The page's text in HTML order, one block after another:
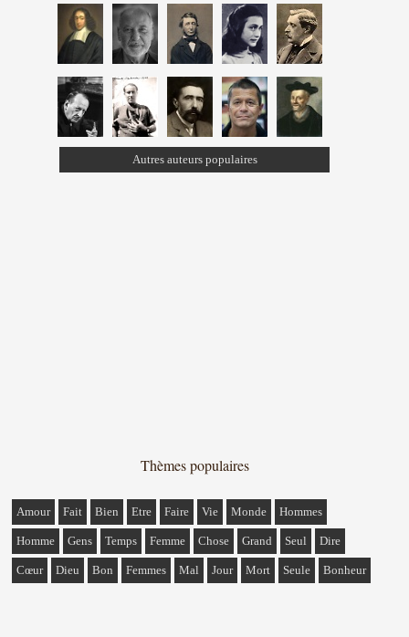
Autres auteurs populaires
Thèmes populaires
Amour Fait Bien Etre Faire Vie Monde Hommes
Homme Gens Temps Femme Chose Grand Seul Dire
Cœur Dieu Bon Femmes Mal Jour Mort Seule Bonheur